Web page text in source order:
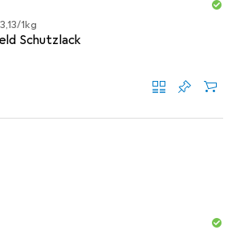
/1kg
Schutzlack